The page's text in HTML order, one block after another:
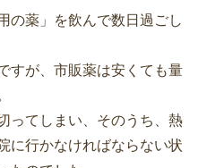
の薬」を飲んで数日過ごし
すが、市販薬は安くても量
ってしまい、そのうち、熱
に行かなければならない状